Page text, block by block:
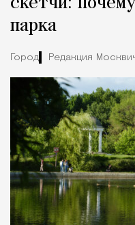
парка
Город Редакция